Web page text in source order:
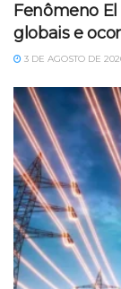
Fenômeno
globais e
3 DE AGOSTO DE